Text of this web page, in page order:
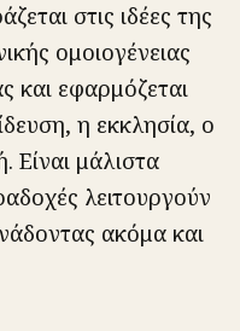
στις ιδέες της
ομοιογένειας
και εφαρμόζεται
η εκκλησία, ο
Είναι μάλιστα
λειτουργούν
ακόμα και